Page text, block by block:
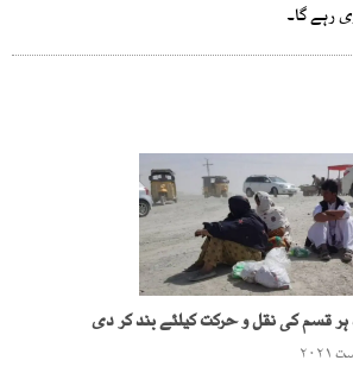
رہے گا۔
ہر قسم کی نقل و حرکت کیلئے بند کر دی